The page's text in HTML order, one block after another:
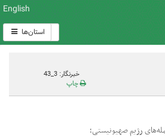
English
استان‌ها
خبرنگار: 3_43
چاپ
رژیم صهیونیستی؛